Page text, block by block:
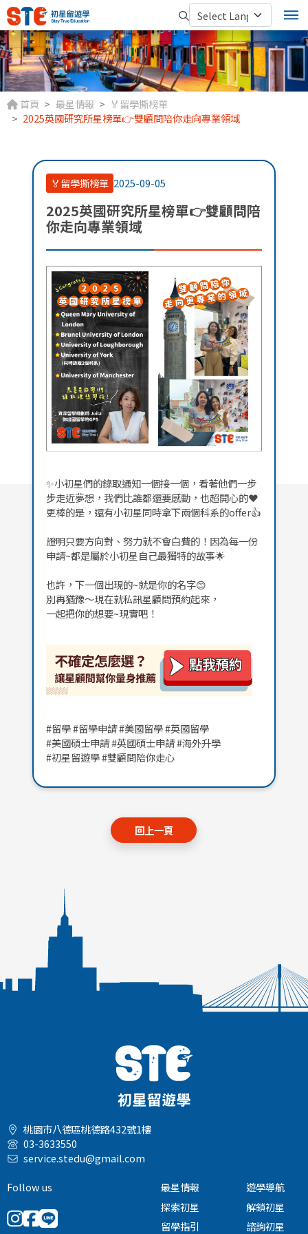
首頁 最星情報
🏅留學撕榜單
2025英國研究所星榜單👉雙顧問陪你走向專業領域
🏅留學撕榜單 2025-09-05
2025英國研究所星榜單👉雙顧問陪
你走向專業領域
✨小初星們的錄取通知一個接一個，看著他們一步
步走近夢想，我們比誰都還要感動，也超開心的❤️
更棒的是，還有小初星同時拿下兩個科系的offer👍
證明只要方向對、努力就不會白費的！因為每一份
申請~都是屬於小初星自己最獨特的故事🌟
也許，下一個出現的~就是你的名字😊
別再猶豫～現在就私訊星顧問預約起來，
一起把你的想要~現實吧！
#留學 #留學申請 #美國留學 #英國留學
#美國碩士申請 #英國碩士申請 #海外升學
#初星留遊學 #雙顧問陪你走心
回上一頁
桃園市八德區桃德路432號1樓
03-3633550
service.stedu@gmail.com
Follow us
最星情報
探索初星
留學指引
遊學導航
解鎖初星
諮詢初星